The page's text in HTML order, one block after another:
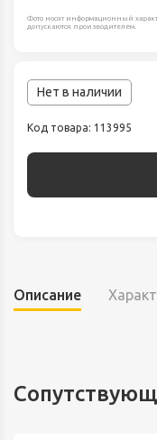
Фото носят информационный
допускаются производителем.
Нет в наличии
Код товара: 113995
Описание